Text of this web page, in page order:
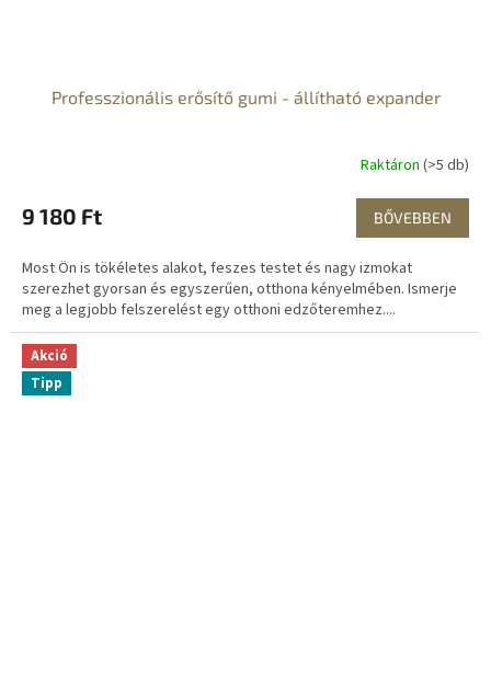
Professzionális erősítő gumi - állítható expander
Raktáron (>5 db)
9 180 Ft BŐVEBBEN
Most Ön is tökéletes alakot, feszes testet és nagy izmokat
szerezhet gyorsan és egyszerűen, otthona kényelmében. Ismerje
meg a legjobb felszerelést egy otthoni edzőteremhez....
Akció
Tipp